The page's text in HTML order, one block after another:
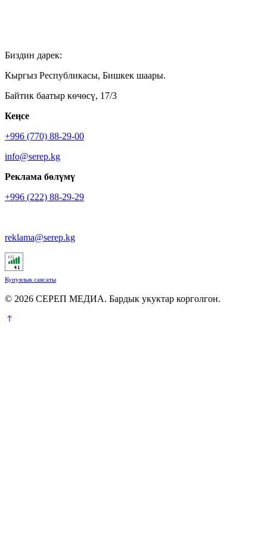
Биздин дарек:
Кыргыз Республикасы, Бишкек шаары.
Байтик баатыр көчөсү, 17/3
Кеӊсе
+996 (770) 88-29-00
info@serep.kg
Реклама бөлүмү
+996 (222) 88-29-29
reklama@serep.kg
Купуялык саясаты
© 2026 СЕРЕП МЕДИА. Бардык укуктар корголгон.